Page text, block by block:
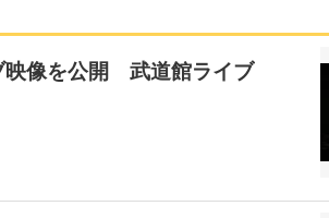
映像を公開 武道館ライブ